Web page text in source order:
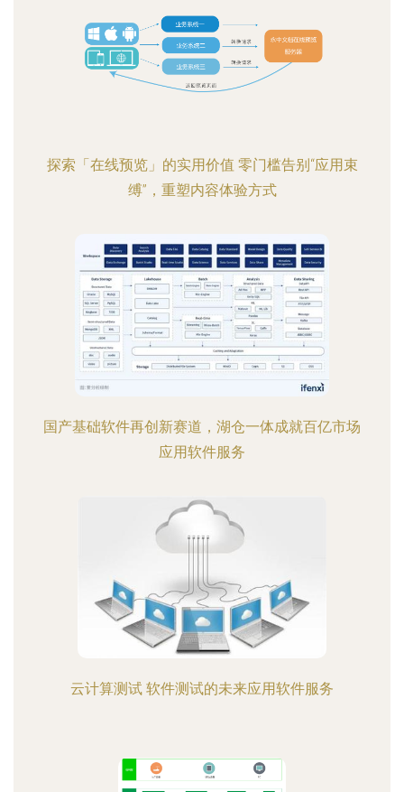
探索「在线预览」的实用价值 零门槛告别“应用束
缚”，重塑内容体验方式
国产基础软件再创新赛道，湖仓一体成就百亿市场
应用软件服务
云计算测试 软件测试的未来应用软件服务